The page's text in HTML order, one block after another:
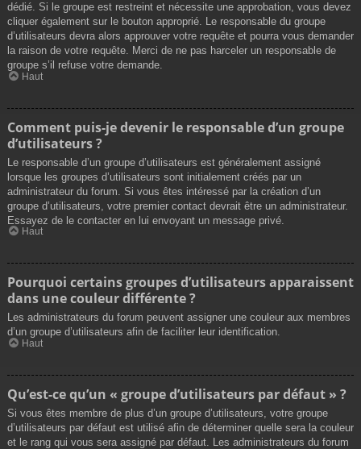
dédié. Si le groupe est restreint et nécessite une approbation, vous devez
cliquer également sur le bouton approprié. Le responsable du groupe
d’utilisateurs devra alors approuver votre requête et pourra vous demander
la raison de votre requête. Merci de ne pas harceler un responsable de
groupe s’il refuse votre demande.
Haut
Comment puis-je devenir le responsable d’un groupe
d’utilisateurs ?
Le responsable d’un groupe d’utilisateurs est généralement assigné
lorsque les groupes d’utilisateurs sont initialement créés par un
administrateur du forum. Si vous êtes intéressé par la création d’un
groupe d’utilisateurs, votre premier contact devrait être un administrateur.
Essayez de le contacter en lui envoyant un message privé.
Haut
Pourquoi certains groupes d’utilisateurs apparaissent
dans une couleur différente ?
Les administrateurs du forum peuvent assigner une couleur aux membres
d’un groupe d’utilisateurs afin de faciliter leur identification.
Haut
Qu’est-ce qu’un « groupe d’utilisateurs par défaut » ?
Si vous êtes membre de plus d’un groupe d’utilisateurs, votre groupe
d’utilisateurs par défaut est utilisé afin de déterminer quelle sera la couleur
et le rang qui vous sera assigné par défaut. Les administrateurs du forum